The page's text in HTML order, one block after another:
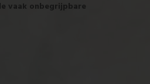
vaak onbegrijpbare